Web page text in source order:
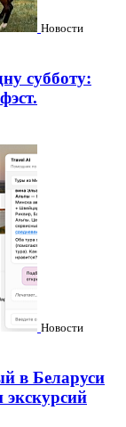
Новости
субботу:
Новости
в Беларуси